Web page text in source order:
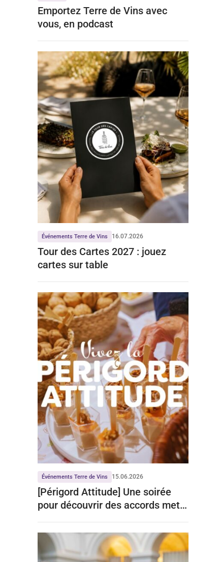
©R. DE OLIVEIRA pour Terre de vins
Emportez Terre de Vins avec
vous, en podcast
Événements Terre de Vins 16.07.2026
Tour des Cartes 2027 : jouez
cartes sur table
Événements Terre de Vins 15.06.2026
[Périgord Attitude] Une soirée
pour découvrir des accords mets-